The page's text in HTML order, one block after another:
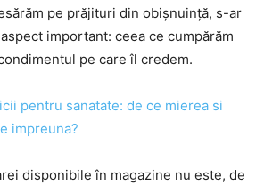
pe prăjituri din obișnuință, s-ar
important: ceea ce cumpărăm
pe care îl credem.
pentru sanatate: de ce mierea si
impreuna?
disponibile în magazine nu este, de